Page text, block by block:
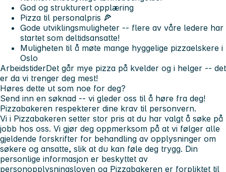
God og strukturert opplæring
Pizza til personalpris 🍕
Gode utviklingsmuligheter -- flere av våre ledere har
startet som deltidsansatte!
Muligheten til å møte mange hyggelige pizzaelskere i
Oslo
ArbeidstiderDet går mye pizza på kvelder og i helger -- det
er da vi trenger deg mest!
Høres dette ut som noe for deg?
Send inn en søknad -- vi gleder oss til å høre fra deg!
Pizzabakeren respekterer dine krav til personvern.
Vi i Pizzabakeren setter stor pris at du har valgt å søke på
jobb hos oss. Vi gjør deg oppmerksom på at vi følger alle
gjeldende forskrifter for behandling av opplysninger om
søkere og ansatte, slik at du kan føle deg trygg. Din
personlige informasjon er beskyttet av
personopplysningsloven og Pizzabakeren er forpliktet til